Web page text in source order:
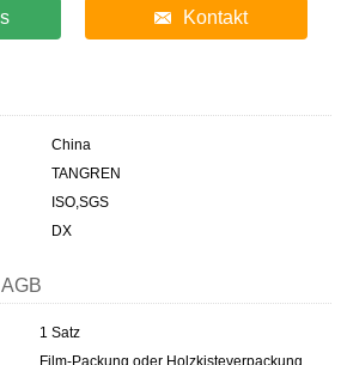
Kontakt
China
TANGREN
ISO,SGS
DX
1 Satz
Film-Packung oder Holzkisteverpackung